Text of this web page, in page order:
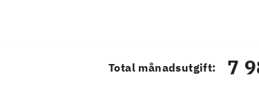
Total månadsutgift: 7